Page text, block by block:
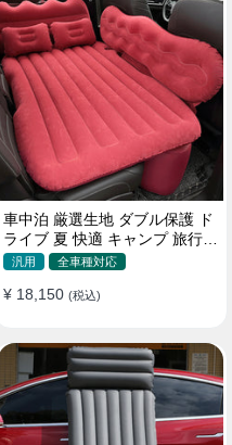
車中泊 厳選生地 ダブル保護 ド
ライブ 夏 快適 キャンプ 旅行
収納便利 全車種 多色 エアーベ
汎用 全車種対応
¥ 18,150 (税込)